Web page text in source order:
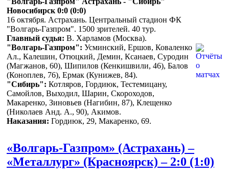
Новосибирск 0:0 (0:0)
16 октября. Астрахань. Центральный стадион ФК
"Волгарь-Газпром". 1500 зрителей. 40 тур.
Главный судья: В. Харламов (Москва).
"Волгарь-Газпром": Усминский, Ершов, Коваленко
Ал., Калешин, Отюцкий, Демин, Ксанаев, Суродин
(Магжанов, 60), Шипилов (Кенкишвили, 46), Балов
(Коноплев, 76), Ермак (Кунижев, 84).
"Сибирь": Котляров, Гордиюк, Тестемицану,
Самойлов, Выходил, Шарин, Скороходов,
Макаренко, Зиновьев (Нагибин, 87), Клещенко
(Николаев Анд. А., 90), Акимов.
Наказания: Гордиюк, 29, Макаренко, 69.
«Волгарь-Газпром» (Астрахань) –
«Металлург» (Красноярск) – 2:0 (1:0)